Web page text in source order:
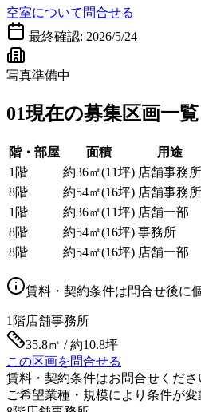
空室について問合せる
最終確認: 2026/5/24
写真準備中
01現在の募集区画一覧
階・部屋 面積 用途
1階
約36㎡(11坪) 店舗事務所
8階
約54㎡(16坪) 店舗事務所
1階
約36㎡(11坪) 店舗一部
8階
約54㎡(16坪) 事務所
8階
約54㎡(16坪) 店舗一部
賃料・契約条件は問合せ後に
1階店舗事務所
35.8㎡ / 約10.8坪
この区画を問合せる
賃料・契約条件はお問合せくださ
ご希望業種・規模により条件が